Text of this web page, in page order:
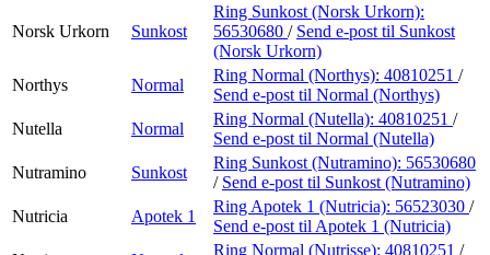
Norsk Urkorn Sunkost
Ring Sunkost (Norsk Urkorn):
56530680 / Send e-post til Sunkost
(Norsk Urkorn)
Northys
Normal
Ring Normal (Northys): 40810251 /
Send e-post til Normal (Northys)
Nutella
Normal
Ring Normal (Nutella): 40810251 /
Send e-post til Normal (Nutella)
Nutramino
Sunkost
Ring Sunkost (Nutramino): 56530680
/ Send e-post til Sunkost (Nutramino)
Nutricia
Apotek 1
Ring Apotek 1 (Nutricia): 56523030 /
Send e-post til Apotek 1 (Nutricia)
Ring Normal (Nutrisse): 40810251 /